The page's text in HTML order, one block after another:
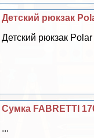
Детский рюкзак
Детский рюкзак
Сумка FABRETTI
...